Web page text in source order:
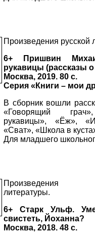
Произведения русской
6+ Пришвин
рукавицы (рассказы
Москва, 2019. 80 с.
Серия «Книги – мои
В сборник вошли
«Говорящий
рукавицы», «Ёж»,
«Сват», «Школа в
Для младшего
Произведения
литературы.
6+ Старк Ульф.
свистеть, Йоханна?
Москва, 2018. 48 с.